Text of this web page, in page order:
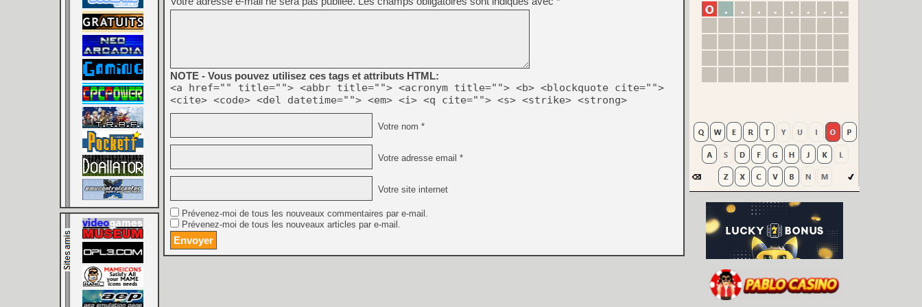
NOTE - Vous pouvez utilisez ces tags et attributs HTML:
<a href="" title=""> <abbr title=""> <acronym title=""> <b> <blockquote cite="">
<cite> <code> <del datetime=""> <em> <i> <q cite=""> <s> <strike> <strong>
Votre nom *
Votre adresse email *
Votre site internet
Prévenez-moi de tous les nouveaux commentaires par e-mail.
Prévenez-moi de tous les nouveaux articles par e-mail.